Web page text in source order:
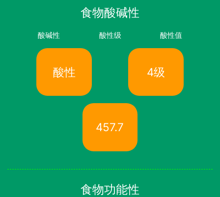
食物酸碱性
酸碱性 酸性级 酸性值
酸性 4级
457.7
食物功能性